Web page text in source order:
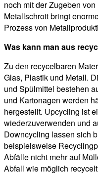
noch mit der Zugeben
Metallschrott bringt
Prozess von
Was kann man aus
Zu den recycelbaren
Glas, Plastik und Metall.
und Spülmittel bestehen
und Kartonagen werden
hergestellt. Upcycling ist
wiederzuverwenden und
Downcycling lassen sich
beispielsweise
Abfälle nicht mehr auf
Abfall wie möglich